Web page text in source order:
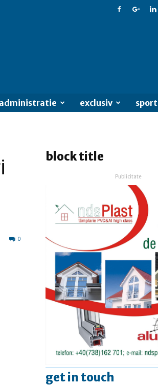
administratie exclusiv sport
0
block title
Publicitate
get in touch